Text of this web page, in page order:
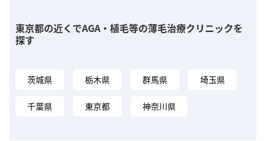
東京都の近くでAGA・植毛等の薄毛治療クリニックを
探す
茨城県 栃木県 群馬県 埼玉県
千葉県 東京都 神奈川県